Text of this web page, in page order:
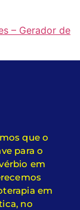
– Gerador de
que o
para o
em
em
no